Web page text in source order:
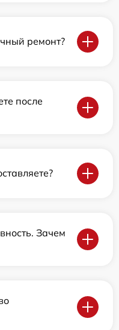
ремонт?
после
Зачем